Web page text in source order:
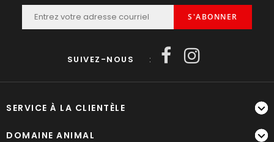
S'ABONNER
SUIVEZ-NOUS :
SERVICE À LA CLIENTÈLE
DOMAINE ANIMAL